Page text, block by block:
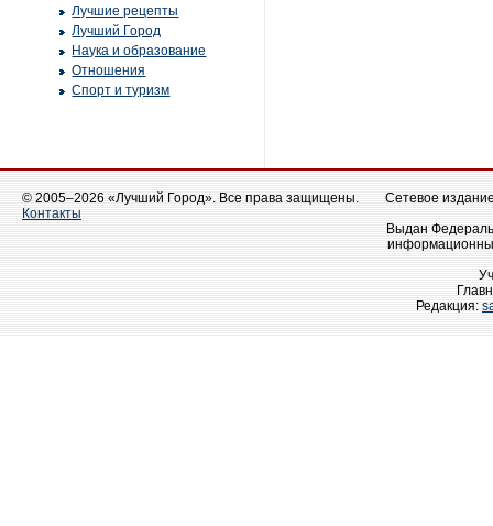
Лучшие рецепты
Лучший Город
Наука и образование
Отношения
Спорт и туризм
© 2005–2026 «Лучший Город». Все права защищены.
Контакты
Сетевое
Выдан
Редакция: